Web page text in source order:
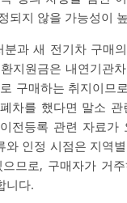
되지 않을 가능성이
과 새 전기차 구매
지원금은 내연기관
구매하는 취지이므
차를 했다면 말소
전등록 관련 자료가
와 인정 시점은 지역
므로, 구매자가 거
니다.